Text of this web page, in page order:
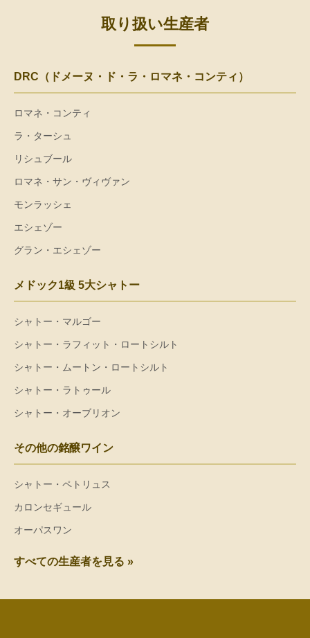
取り扱い生産者
DRC（ドメーヌ・ド・ラ・ロマネ・コンティ）
ロマネ・コンティ
ラ・ターシュ
リシュブール
ロマネ・サン・ヴィヴァン
モンラッシェ
エシェゾー
グラン・エシェゾー
メドック1級 5大シャトー
シャトー・マルゴー
シャトー・ラフィット・ロートシルト
シャトー・ムートン・ロートシルト
シャトー・ラトゥール
シャトー・オーブリオン
その他の銘醸ワイン
シャトー・ペトリュス
カロンセギュール
オーパスワン
すべての生産者を見る »